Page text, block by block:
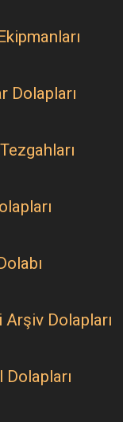
Dolapları
Arşiv Dolapları
Dolapları